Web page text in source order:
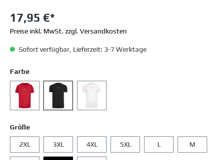
17,95 €*
Preise inkl. MwSt. zzgl. Versandkosten
Sofort verfügbar, Lieferzeit: 3-7 Werktage
Farbe
Größe
2XL 3XL 4XL 5XL L M